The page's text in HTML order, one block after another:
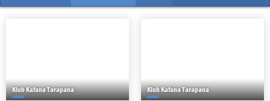
Klub Kafana Tarapana Klub Kafana Tarapana